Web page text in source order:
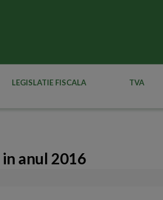
LEGISLATIE FISCALA TVA
anul 2016